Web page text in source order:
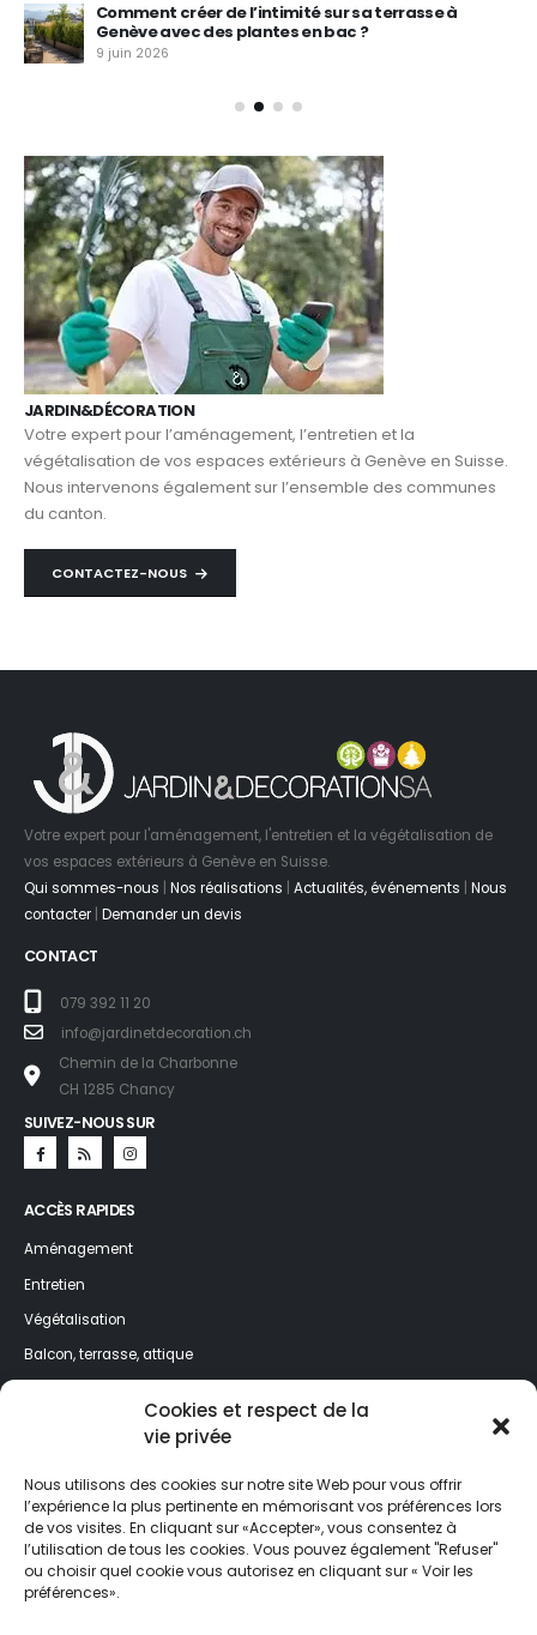
Cookies et respect de la
vie privée
Nous utilisons des cookies sur notre site Web pour vous offrir
l’expérience la plus pertinente en mémorisant vos préférences lors
de vos visites. En cliquant sur «Accepter», vous consentez à
l’utilisation de tous les cookies. Vous pouvez également "Refuser"
ou choisir quel cookie vous autorisez en cliquant sur « Voir les
préférences».
Comment créer de l’intimité sur sa terrasse à
Genève avec des plantes en bac ?
9 juin 2026
JARDIN&DÉCORATION
Votre expert pour l’aménagement, l’entretien et la
végétalisation de vos espaces extérieurs à Genève en Suisse.
Nous intervenons également sur l’ensemble des communes
du canton.
CONTACTEZ-NOUS
Votre expert pour l'aménagement, l'entretien et la végétalisation de
vos espaces extérieurs à Genève en Suisse.
Qui sommes-nous
Nos réalisations Actualités, événements
Nous
contacter Demander un devis
CONTACT
079 392 11 20
info@jardinetdecoration.ch
Chemin de la Charbonne
CH 1285 Chancy
SUIVEZ-NOUS SUR
ACCÈS RAPIDES
Aménagement
Entretien
Végétalisation
Balcon, terrasse, attique
Profitez de nos meilleurs conseils toute l’année ! Inscrivez-vous à la
newsletter et ne ratez rien de l'actualité de Jardin&Décoration.